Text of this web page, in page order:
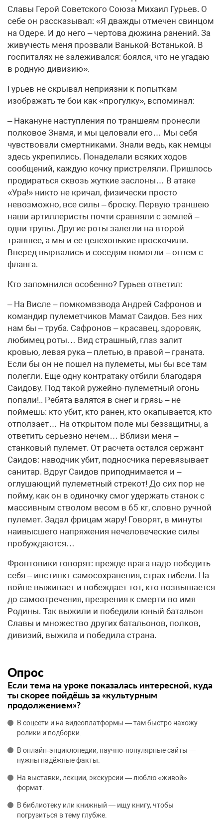
Славы Герой Советского Союза Михаил Гурьев. О
себе он рассказывал: «Я дважды отмечен свинцом
на Одере. И до него – чертова дюжина ранений. За
живучесть меня прозвали Ванькой-Встанькой. В
госпиталях не залеживался: боялся, что не угадаю
в родную дивизию».
Гурьев не скрывал неприязни к попыткам
изображать те бои как «прогулку», вспоминал:
– Накануне наступления по траншеям пронесли
полковое Знамя, и мы целовали его… Мы себя
чувствовали смертниками. Знали ведь, как немцы
здесь укрепились. Понаделали всяких ходов
сообщений, каждую кочку пристреляли. Пришлось
продираться сквозь жуткие заслоны… В атаке
«Ура!» никто не кричал, физически просто
невозможно, все силы – броску. Первую траншею
наши артиллеристы почти сравняли с землей –
одни трупы. Другие роты залегли на второй
траншее, а мы и ее целехонькие проскочили.
Вперед вырвались и соседям помогли – огнем с
фланга.
Кто запомнился особенно? Гурьев ответил:
– На Висле – помкомвзвода Андрей Сафронов и
командир пулеметчиков Мамат Саидов. Без них
нам бы – труба. Сафронов – красавец, здоровяк,
любимец роты… Вид страшный, глаз залит
кровью, левая рука – плетью, в правой – граната.
Если бы он не пошел на пулеметы, мы бы все там
полегли. Еще одну контратаку отбили благодаря
Саидову. Под такой ружейно-пулеметный огонь
попали!.. Ребята валятся в снег и грязь – не
поймешь: кто убит, кто ранен, кто окапывается, кто
отползает… На открытом поле мы беззащитны, а
ответить серьезно нечем… Вблизи меня –
станковый пулемет. От расчета остался сержант
Саидов: наводчик убит, подносчика перевязывает
санитар. Вдруг Саидов приподнимается и –
оглушающий пулеметный стрекот! До сих пор не
пойму, как он в одиночку смог удержать станок с
массивным стволом весом в 65 кг, словно ручной
пулемет. Задал фрицам жару! Говорят, в минуты
наивысшего напряжения нечеловеческие силы
пробуждаются…
Фронтовики говорят: прежде врага надо победить
себя – инстинкт самосохранения, страх гибели. На
войне выживает и побеждает тот, кто возвышается
до самоотречения, презрения к смерти во имя
Родины. Так выжили и победили юный батальон
Славы и множество других батальонов, полков,
дивизий, выжила и победила страна.
Опрос
Если тема на уроке показалась интересной, куда
ты скорее пойдёшь за «культурным
продолжением»?
В соцсети и на видеоплатформы — там быстро нахожу
ролики и подборки.
В онлайн‑энциклопедии, научно‑популярные сайты —
нужны надёжные факты.
На выставки, лекции, экскурсии — люблю «живой»
формат.
В библиотеку или книжный — ищу книгу, чтобы
погрузиться в тему глубже.